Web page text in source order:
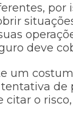
por
deve
um
de
citar o